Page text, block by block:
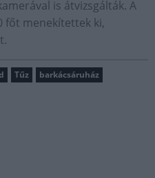
is átvizsgálták. A
főt menekítettek ki,
Tűz barkácsáruház